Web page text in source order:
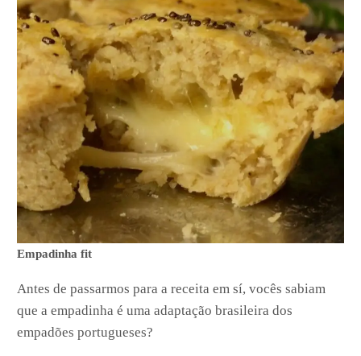
Empadinha fit
Antes de passarmos para a receita em sí, vocês sabiam
que a empadinha é uma adaptação brasileira dos
empadões portugueses?